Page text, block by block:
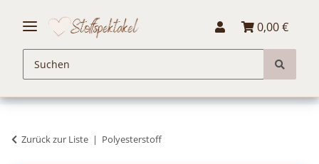
0,00 €
Zurück zur Liste Polyesterstoff